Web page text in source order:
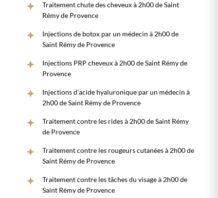
Traitement chute des cheveux à 2h00 de Saint
Rémy de Provence
Injections de botox par un médecin à 2h00 de
Saint Rémy de Provence
Injections PRP cheveux à 2h00 de Saint Rémy de
Provence
Injections d’acide hyaluronique par un médecin à
2h00 de Saint Rémy de Provence
Traitement contre les rides à 2h00 de Saint Rémy
de Provence
Traitement contre les rougeurs cutanées à 2h00 de
Saint Rémy de Provence
Traitement contre les tâches du visage à 2h00 de
Saint Rémy de Provence